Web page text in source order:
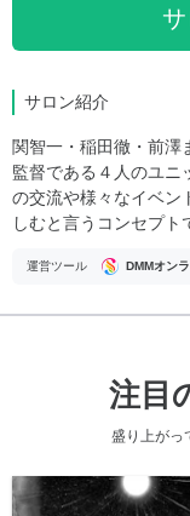
サロン紹介
関智一・稲田徹・前澤
監督である４人のユニ
の交流や様々なイベン
しむと言うコンセプト
運営ツール DMMオン
注目
盛り上がっ